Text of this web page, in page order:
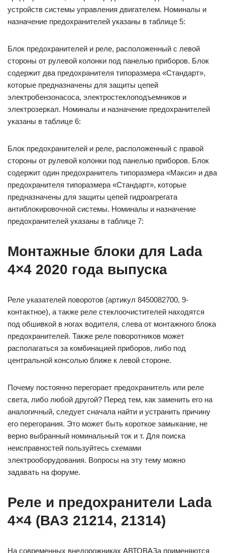
устройств системы управления двигателем. Номиналы и
назначение предохранителей указаны в таблице 5:
Блок предохранителей и реле, расположенный с левой
стороны от рулевой колонки под панелью приборов. Блок
содержит два предохранителя типоразмера «Стандарт»,
которые предназначены для защиты цепей
электробензонасоса, электростеклоподъемников и
электрозеркал. Номиналы и назначение предохранителей
указаны в таблице 6:
Блок предохранителей и реле, расположенный с правой
стороны от рулевой колонки под панелью приборов. Блок
содержит один предохранитель типоразмера «Макси» и два
предохранителя типоразмера «Стандарт», которые
предназначены для защиты цепей гидроагрегата
антиблокировочной системы. Номиналы и назначение
предохранителей указаны в таблице 7:
Монтажные блоки для Lada
4×4 2020 года выпуска
Реле указателей поворотов (артикул 8450082700, 9-
контактное), а также реле стеклоочистителей находятся
под обшивкой в ногах водителя, слева от монтажного блока
предохранителей. Также реле поворотников может
располагаться за комбинацией приборов, либо под
центральной консолью ближе к левой стороне.
Почему постоянно перегорает предохранитель или реле
света, либо любой другой? Перед тем, как заменить его на
аналогичный, следует сначала найти и устранить причину
его перегорания. Это может быть короткое замыкание, не
верно выбранный номинальный ток и т. Для поиска
неисправностей пользуйтесь схемами
электрооборудования. Вопросы на эту тему можно
задавать на форуме.
Реле и предохранители Lada
4×4 (ВАЗ 21214, 21314)
На современных внедорожниках АВТОВАЗа применяются